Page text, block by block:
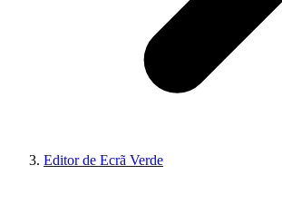
Editor de Ecrã Verde